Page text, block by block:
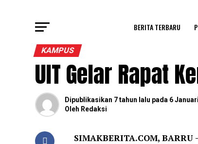
BERITA TERBARU
KAMPUS
UIT Gelar Rapat
Dipublikasikan 7 tahun lalu pada 6
Oleh Redaksi
SIMAKBERITA.COM, BARRU